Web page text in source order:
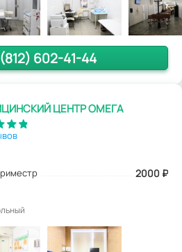
602-41-44
ЦЕНТР ОМЕГА
2000 ₽